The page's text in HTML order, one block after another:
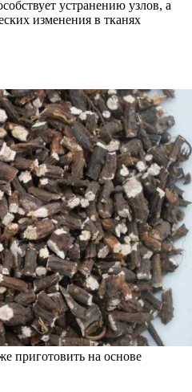
устранению узлов, а
изменения в тканях
приготовить на основе